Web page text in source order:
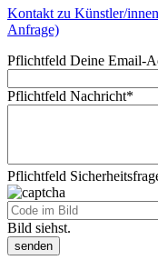
Kontakt zu Künstler/
Anfrage)
Pflichtfeld Deine Email-
Pflichtfeld Nachricht*
Pflichtfeld
Bild siehst.
senden